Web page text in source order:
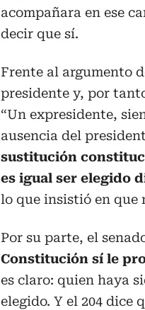
acompañara en ese
decir que sí.
Frente al argumento
presidente y, por
“Un expresidente,
ausencia del
sustitución
es igual ser elegido
lo que insistió en que
Por su parte, el
Constitución sí le
es claro: quien haya
elegido. Y el 204 dice